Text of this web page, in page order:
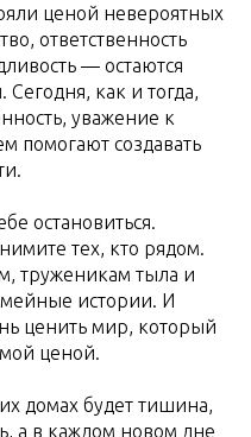
ценой невероятных
ответственность
— остаются
как и тогда,
уважение к
помогают создавать
остановиться.
тех, кто рядом.
труженикам тыла и
истории. И
ценить мир, который
ценой.
домах будет тишина,
а в каждом новом дне